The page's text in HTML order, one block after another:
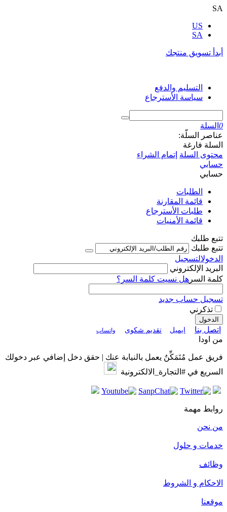
SA
US
SA
أبدأ تسويق منتجك
التسليم والدفع
سياسة الأسترجاع
0 السلة
عناصر السلّة:
السلة فارغة
محتوى السلة إتمام الشراء
حسابي
حسابي
الطلبات
قائمة المقارنة
طلبات الأسترجاع
قائمة الأمنيات
تتبع طلبك
تتبع طلبك
الدخولالتسجيل
البريد الإلكتروني
كلمة السر هل نسيت كلمة السر؟
تسجيل حساب جديد
تذكرني
الدخول
اتصل بنا ايميل تقديم شكوى واتساب
من اودا
فريق عمل مُتَمَكِّنٌ يعمل بالنيابة عنك | حقق دخل إضافي عبر دخولك
السريع في #التجارة_الالكترونية
روابط مهمة
من نحن
خدمات و حلول
وظائف
الاحكام و الشروط
موقعنا